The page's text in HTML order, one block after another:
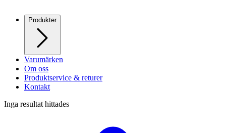
Produkter
Varumärken
Om oss
Produktservice & returer
Kontakt
Inga resultat hittades